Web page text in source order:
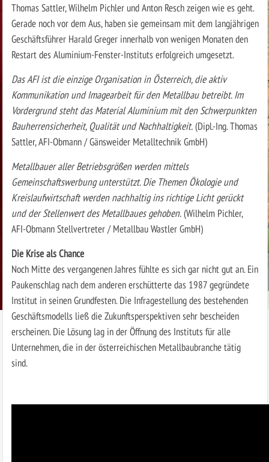
Thomas Sattler, Wilhelm Pichler und Anton Resch zeigen wie es geht.
Gerade noch vor dem Aus, haben sie gemeinsam mit dem langjährigen
Geschäftsführer Harald Greger innerhalb von wenigen Monaten den
Restart des Aluminium-Fenster-Instituts erfolgreich umgesetzt.
Das AFI ist die einzige Organisation in Österreich, die aktiv
Kommunikation und Imagearbeit für den Metallbau betreibt. Im
Vordergrund steht das Material Aluminium mit den Schwerpunkten
Bauherrensicherheit, Qualität und Nachhaltigkeit.(Dipl.-Ing. Thomas
Sattler, AFI-Obmann / Gänsweider Metalltechnik GmbH)
Metallbauer aller Betriebsgrößen werden mittels
Gemeinschaftswerbung unterstützt. Die Themen Ökologie und
Kreislaufwirtschaft werden nachhaltig ins richtige Licht gerückt
und der Stellenwert des Metallbaues gehoben.(Wilhelm Pichler,
AFI-Obmann Stellvertreter / Metallbau Wastler GmbH)
Die Krise als Chance
Noch Mitte des vergangenen Jahres fühlte es sich gar nicht gut an. Ein
Paukenschlag nach dem anderen erschütterte das 1987 gegründete
Institut in seinen Grundfesten. Die Infragestellung des bestehenden
Geschäftsmodells ließ die Zukunftsperspektiven sehr bescheiden
erscheinen. Die Lösung lag in der Öffnung des Instituts für alle
Unternehmen, die in der österreichischen Metallbaubranche tätig
sind.